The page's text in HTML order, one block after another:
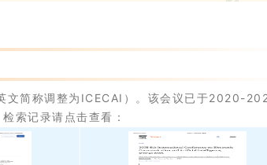
文简称调整为ICECAI）。该会议已于2020-
索记录请点击查看：